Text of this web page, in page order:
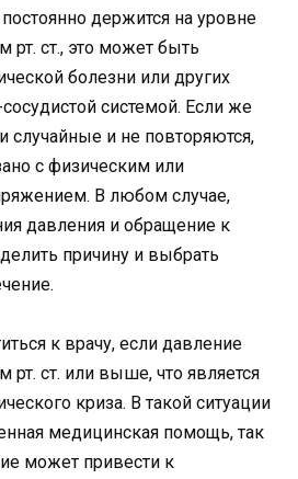
держится на уровне
ст., это может быть
болезни или других
системой. Если же
случайные и не повторяются,
с физическим или
В любом случае,
давления и обращение к
причину и выбрать
к врачу, если давление
рт. ст. или выше, что является
криза. В такой ситуации
медицинская помощь, так
может привести к